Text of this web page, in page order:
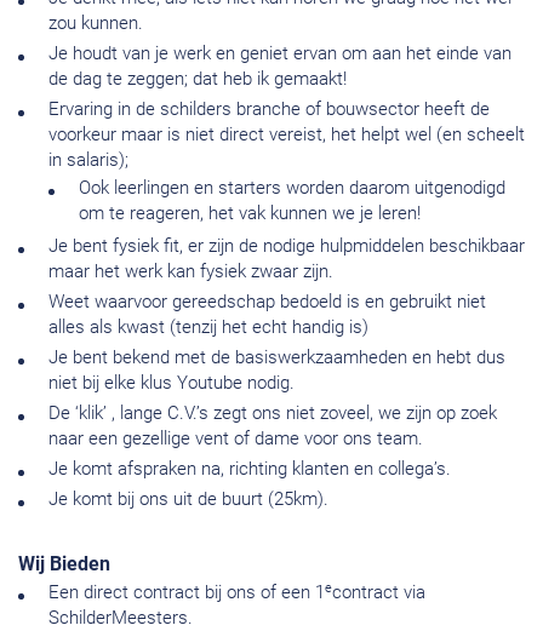
zou kunnen.
Je houdt van je werk en geniet ervan om aan het einde van
de dag te zeggen; dat heb ik gemaakt!
Ervaring in de schilders branche of bouwsector heeft de
voorkeur maar is niet direct vereist, het helpt wel (en scheelt
in salaris);
Ook leerlingen en starters worden daarom uitgenodigd
om te reageren, het vak kunnen we je leren!
Je bent fysiek fit, er zijn de nodige hulpmiddelen beschikbaar
maar het werk kan fysiek zwaar zijn.
Weet waarvoor gereedschap bedoeld is en gebruikt niet
alles als kwast (tenzij het echt handig is)
Je bent bekend met de basiswerkzaamheden en hebt dus
niet bij elke klus Youtube nodig.
De ‘klik’ , lange C.V.’s zegt ons niet zoveel, we zijn op zoek
naar een gezellige vent of dame voor ons team.
Je komt afspraken na, richting klanten en collega’s.
Je komt bij ons uit de buurt (25km).
Wij Bieden
Een direct contract bij ons of een 1 econtract via
SchilderMeesters.